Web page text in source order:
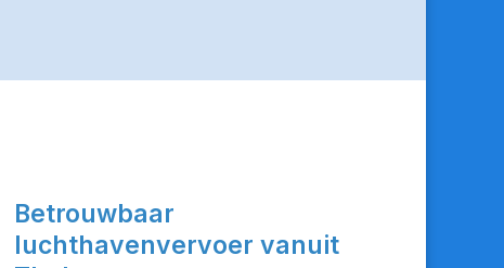
Betrouwbaar
luchthavenvervoer vanuit